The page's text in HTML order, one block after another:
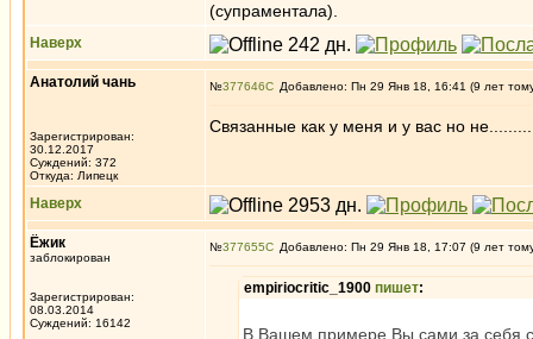
(супраментала).
Наверх
Анатолий чань
Зарегистрирован:
30.12.2017
Суждений: 372
Откуда: Липецк
№377646 Добавлено: Пн 29 Янв 18, 16:41 (9 лет
Связанные как у меня и у вас но
Наверх
Ёжик
заблокирован
Зарегистрирован:
08.03.2014
Суждений: 16142
№377655 Добавлено: Пн 29 Янв 18, 17:07 (9 лет
empiriocritic_1900 пишет:
В Вашем примере Вы сами за себя